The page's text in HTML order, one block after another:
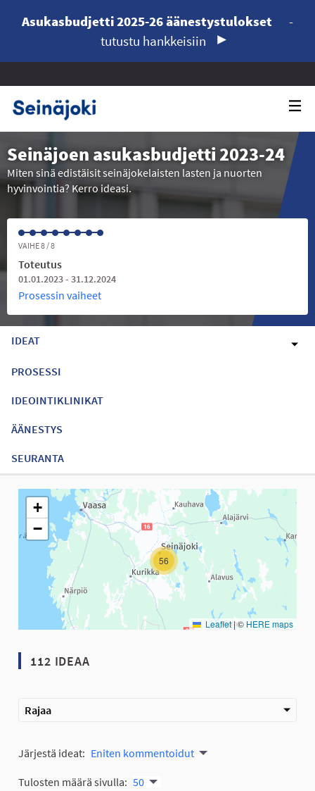
Asukasbudjetti 2025-26 äänestystulokset
-
tutustu hankkeisiin
Seinäjoen asukasbudjetti 2023-24
Miten sinä edistäisit seinäjokelaisten lasten ja nuorten
hyvinvointia? Kerro ideasi.
VAIHE 8 / 8
Toteutus
01.01.2023 - 31.12.2024
Prosessin vaiheet
IDEAT
PROSESSI
IDEOINTIKLINIKAT
ÄÄNESTYS
SEURANTA
Seuraavassa elementissä on kartta, joka esittää tämän
56
+
−
Leaflet |© HERE maps
112 IDEAA
Rajaa
Järjestä ideat: Eniten kommentoidut
Tulosten määrä sivulla: 50